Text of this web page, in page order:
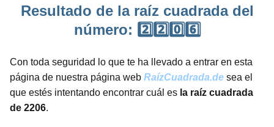
Resultado de la raíz cuadrada del
número: 2️⃣2️⃣0️⃣6️⃣
Con toda seguridad lo que te ha llevado a entrar en esta
página de nuestra página web RaízCuadrada.de sea el
que estés intentando encontrar cuál es la raíz cuadrada
de 2206.